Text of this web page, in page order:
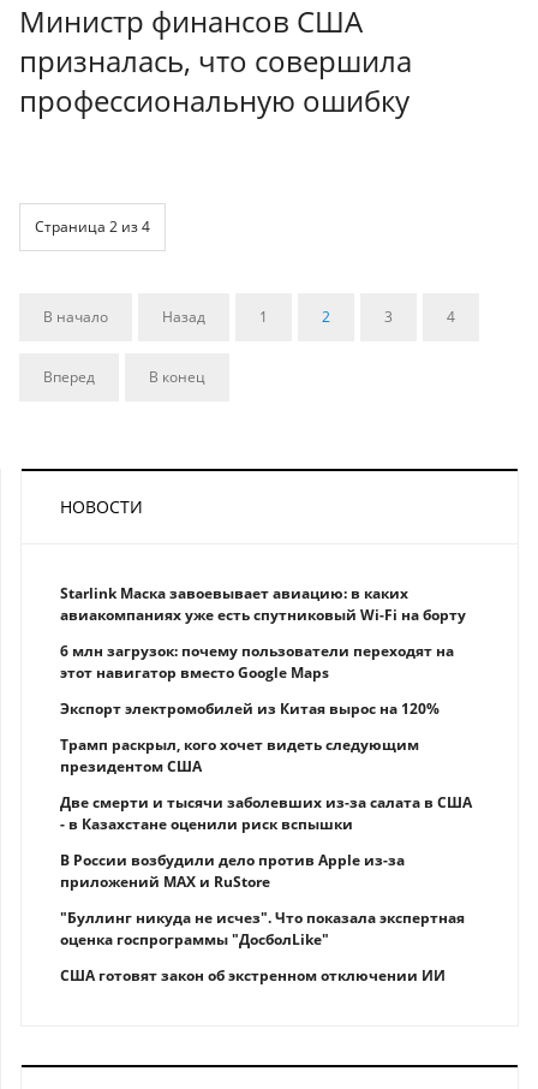
Министр финансов США
призналась, что совершила
профессиональную ошибку
Страница 2 из 4
В начало Назад 1 2 3 4
Вперед В конец
НОВОСТИ
Starlink Маска завоевывает авиацию: в каких
авиакомпаниях уже есть спутниковый Wi-Fi на борту
6 млн загрузок: почему пользователи переходят на
этот навигатор вместо Google Maps
Экспорт электромобилей из Китая вырос на 120%
Трамп раскрыл, кого хочет видеть следующим
президентом США
Две смерти и тысячи заболевших из-за салата в США
- в Казахстане оценили риск вспышки
В России возбудили дело против Apple из-за
приложений MAX и RuStore
"Буллинг никуда не исчез". Что показала экспертная
оценка госпрограммы "ДосболLike"
США готовят закон об экстренном отключении ИИ